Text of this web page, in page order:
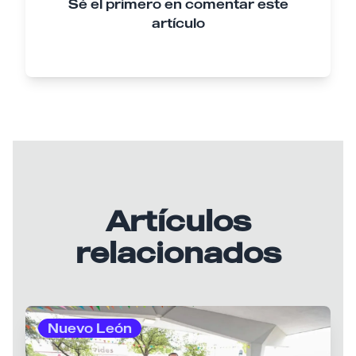
Sé el primero en comentar este
artículo
Artículos
relacionados
Nuevo León